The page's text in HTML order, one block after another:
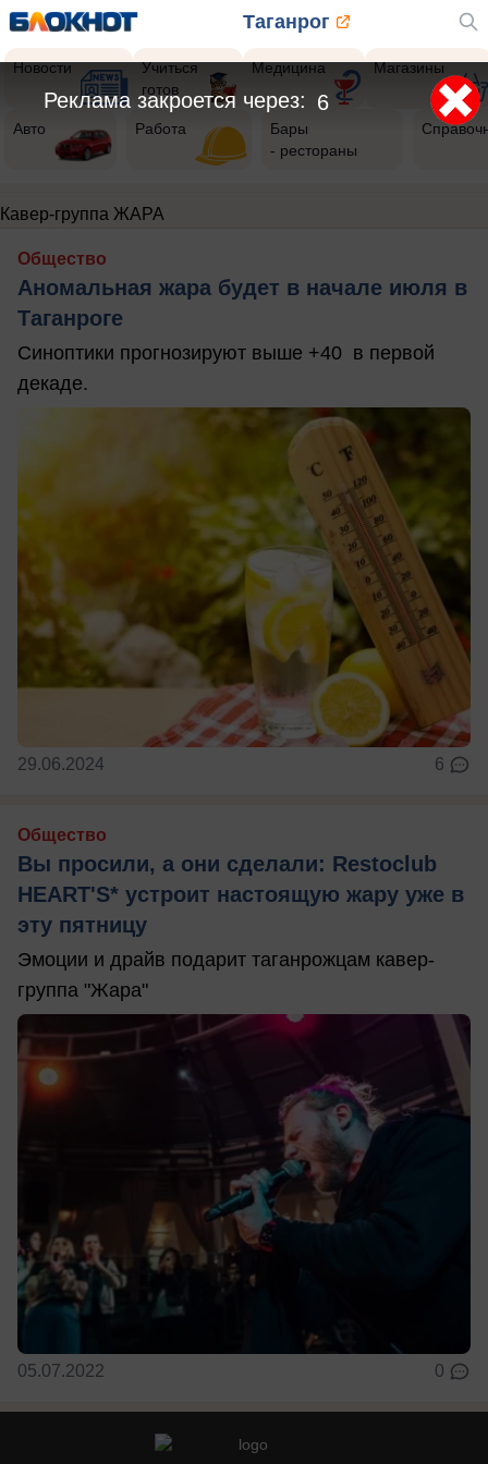
Таганрог
Новости
Учиться
готов
Медицина Магазины
Авто Работа
Бары
- рестораны
Кавер-группа ЖАРА
Общество
Аномальная жара будет в начале июля в
Таганроге
Синоптики прогнозируют выше +40 в первой
декаде.
29.06.2024 6
Общество
Вы просили, а они сделали: Restoclub
HEART'S* устроит настоящую жару уже в
эту пятницу
Эмоции и драйв подарит таганрожцам кавер-
группа "Жара"
05.07.2022 0
6
Реклама закроется через: